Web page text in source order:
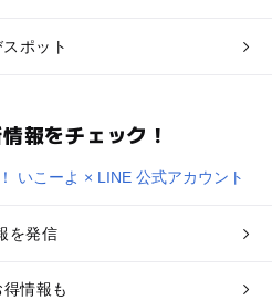
ポット
報をチェック！
を発信
情報も